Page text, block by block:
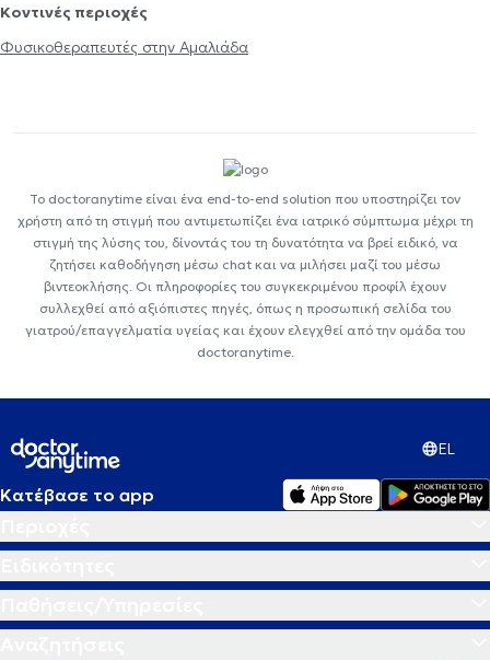
Κοντινές περιοχές
Φυσικοθεραπευτές στην Αμαλιάδα
Το doctoranytime είναι ένα end-to-end solution που υποστηρίζει τον
χρήστη από τη στιγμή που αντιμετωπίζει ένα ιατρικό σύμπτωμα μέχρι τη
στιγμή της λύσης του, δίνοντάς του τη δυνατότητα να βρεί ειδικό, να
ζητήσει καθοδήγηση μέσω chat και να μιλήσει μαζί του μέσω
βιντεοκλήσης. Οι πληροφορίες του συγκεκριμένου προφίλ έχουν
συλλεχθεί από αξιόπιστες πηγές, όπως η προσωπική σελίδα του
γιατρού/επαγγελματία υγείας και έχουν ελεγχθεί από την ομάδα του
doctoranytime.
EL
Κατέβασε το app